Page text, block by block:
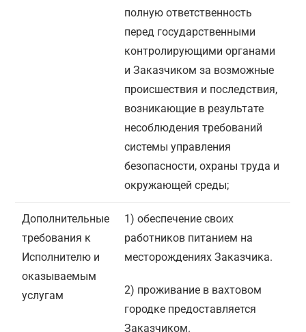
полную ответственность
перед государственными
контролирующими органами
и Заказчиком за возможные
происшествия и последствия,
возникающие в результате
несоблюдения требований
системы управления
безопасности, охраны труда и
окружающей среды;
Дополнительные
требования к
Исполнителю и
оказываемым
услугам
1) обеспечение своих
работников питанием на
месторождениях Заказчика.
2) проживание в вахтовом
городке предоставляется
Заказчиком.